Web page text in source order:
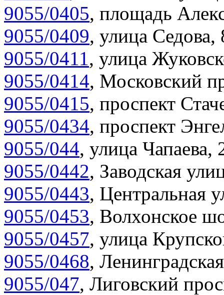
9055/0405, площадь
9055/0409, улица Седова,
9055/0411, улица
9055/0414, Московский
9055/0415, проспект
9055/0434, проспект
9055/044, улица Чапаева,
9055/0442, Заводская
9055/0443, Центральная
9055/0453, Волхонское
9055/0457, улица
9055/0468,
9055/047, Лиговский